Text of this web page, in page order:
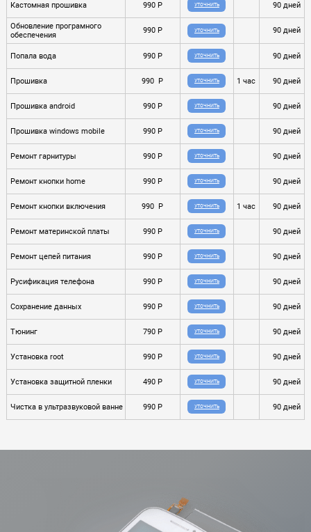
Кастомная прошивка 990 P УТОЧНИТЬ 90 дней
Обновление програмного
обеспечения
990 P УТОЧНИТЬ 90 дней
Попала вода 990 P УТОЧНИТЬ 90 дней
Прошивка 990 P УТОЧНИТЬ 1 час 90 дней
Прошивка android 990 P УТОЧНИТЬ 90 дней
Прошивка windows mobile 990 P УТОЧНИТЬ 90 дней
Ремонт гарнитуры 990 P УТОЧНИТЬ 90 дней
Ремонт кнопки home 990 P УТОЧНИТЬ 90 дней
Ремонт кнопки включения 990 P УТОЧНИТЬ 1 час 90 дней
Ремонт материнской платы 990 P УТОЧНИТЬ 90 дней
Ремонт цепей питания 990 P УТОЧНИТЬ 90 дней
Русификация телефона 990 P УТОЧНИТЬ 90 дней
Сохранение данных 990 P УТОЧНИТЬ 90 дней
Тюнинг 790 P УТОЧНИТЬ 90 дней
Установка root 990 P УТОЧНИТЬ 90 дней
Установка защитной пленки 490 P УТОЧНИТЬ 90 дней
Чистка в ультразвуковой ванне 990 P УТОЧНИТЬ 90 дней